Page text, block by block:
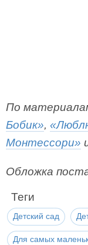
По
Бобик»,
Монтессори»
Обложка
Теги
Детский сад
Для самых